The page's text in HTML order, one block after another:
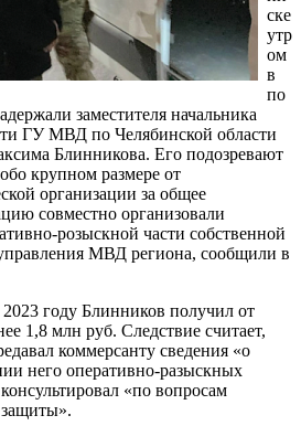
ске
утр
ом
в
по
заместителя начальника
ГУ МВД по Челябинской области
Блинникова. Его подозревают
крупном размере от
организации за общее
совместно организовали
розыскной части собственной
МВД региона, сообщили в
году Блинников получил от
1,8 млн руб. Следствие считает,
коммерсанту сведения «о
него оперативно-разыскных
«по вопросам